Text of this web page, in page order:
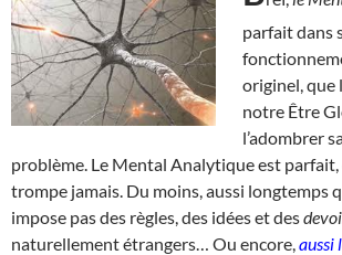
parfait dans
originel, que
notre Être
l’adombrer
problème. Le Mental Analytique est parfait,
trompe jamais. Du moins, aussi longtemps
impose pas des règles, des idées et des
naturellement étrangers… Ou encore, aussi